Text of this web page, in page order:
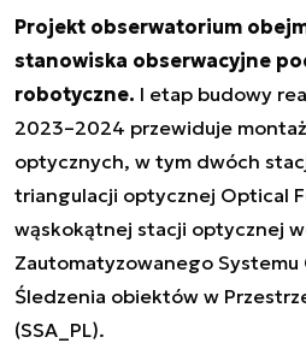
Projekt obserwatorium
stanowiska obserwacyjne
robotyczne. I etap budowy
2023–2024 przewiduje
optycznych, w tym dwóch
triangulacji optycznej Optical
wąskokątnej stacji optycznej
Zautomatyzowanego
Śledzenia obiektów w
(SSA_PL).